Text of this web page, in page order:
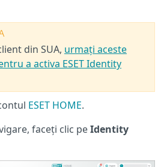
din SUA, urmați aceste
a activa ESET Identity
ESET HOME.
faceți clic peIdentity